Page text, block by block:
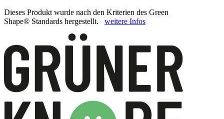
Dieses Produkt wurde nach den Kriterien des Green
Shape® Standards hergestellt. weitere Infos